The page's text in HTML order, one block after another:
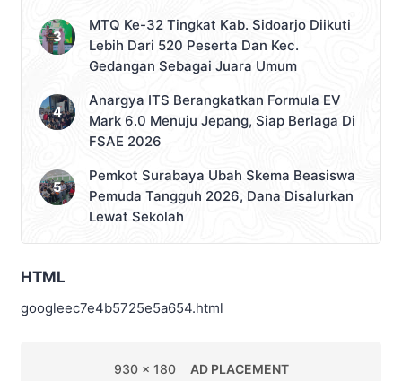
MTQ Ke-32 Tingkat Kab. Sidoarjo Diikuti
Lebih Dari 520 Peserta Dan Kec.
Gedangan Sebagai Juara Umum
Anargya ITS Berangkatkan Formula EV
Mark 6.0 Menuju Jepang, Siap Berlaga Di
FSAE 2026
Pemkot Surabaya Ubah Skema Beasiswa
Pemuda Tangguh 2026, Dana Disalurkan
Lewat Sekolah
HTML
googleec7e4b5725e5a654.html
930 x 180 AD PLACEMENT